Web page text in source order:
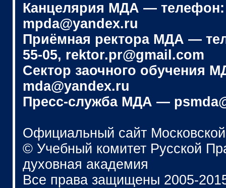
Канцелярия МДА — телефон:
mpda@yandex.ru
Приёмная ректора МДА —
55-05, rektor.pr@gmail.com
Сектор заочного обучения
mda@yandex.ru
Пресс-служба МДА —
Официальный сайт
© Учебный комитет Русской
духовная академия
Все права защищены 2005-